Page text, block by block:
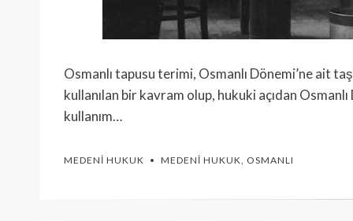
Osmanlı tapusu terimi, Osmanlı Dönemi’ne ait
kullanılan bir kavram olup, hukuki açıdan
kullanım…
MEDENI HUKUK MEDENI HUKUK, OSMANLI